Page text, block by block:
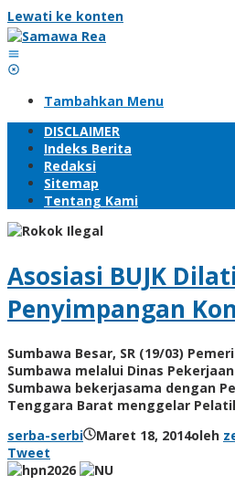
Lewati ke konten
Tambahkan Menu
DISCLAIMER
Indeks Berita
Redaksi
Sitemap
Tentang Kami
Asosiasi BUJK
Penyimpangan
Sumbawa Besar, SR (19/03)
Sumbawa melalui Dinas
Sumbawa bekerjasama dengan
Tenggara Barat menggelar
serba-serbi
Maret 18, 2014oleh
Tweet